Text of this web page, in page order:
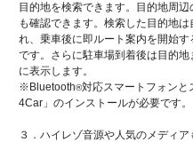
目的地を検索できます。目的地周
も確認できます。検索した目的地
れ、乗車後に即ルート案内を開始
です。さらに駐車場到着後は目的
に表示します。
※Bluetooth®対応スマートフォンと
4Car」のインストールが必要です。
３．ハイレゾ音源や人気のメディア